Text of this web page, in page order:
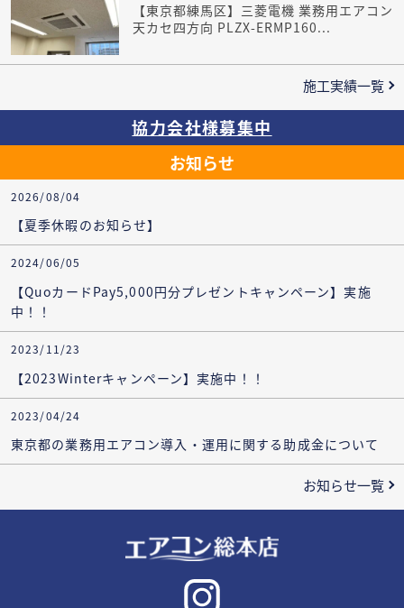
【東京都練馬区】三菱電機 業務用エアコン
天カセ四方向 PLZX-ERMP160...
施工実績一覧
協力会社様募集中
お知らせ
2026/08/04
【夏季休暇のお知らせ】
2024/06/05
【QuoカードPay5,000円分プレゼントキャンペーン】実施
中！！
2023/11/23
【2023Winterキャンペーン】実施中！！
2023/04/24
東京都の業務用エアコン導入・運用に関する助成金について
お知らせ一覧